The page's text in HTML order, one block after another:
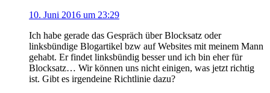
10. Juni 2016 um 23:29
Ich habe gerade das Gespräch über Blocksatz oder
linksbündige Blogartikel bzw auf Websites mit meinem Mann
gehabt. Er findet linksbündig besser und ich bin eher für
Blocksatz… Wir können uns nicht einigen, was jetzt richtig
ist. Gibt es irgendeine Richtlinie dazu?